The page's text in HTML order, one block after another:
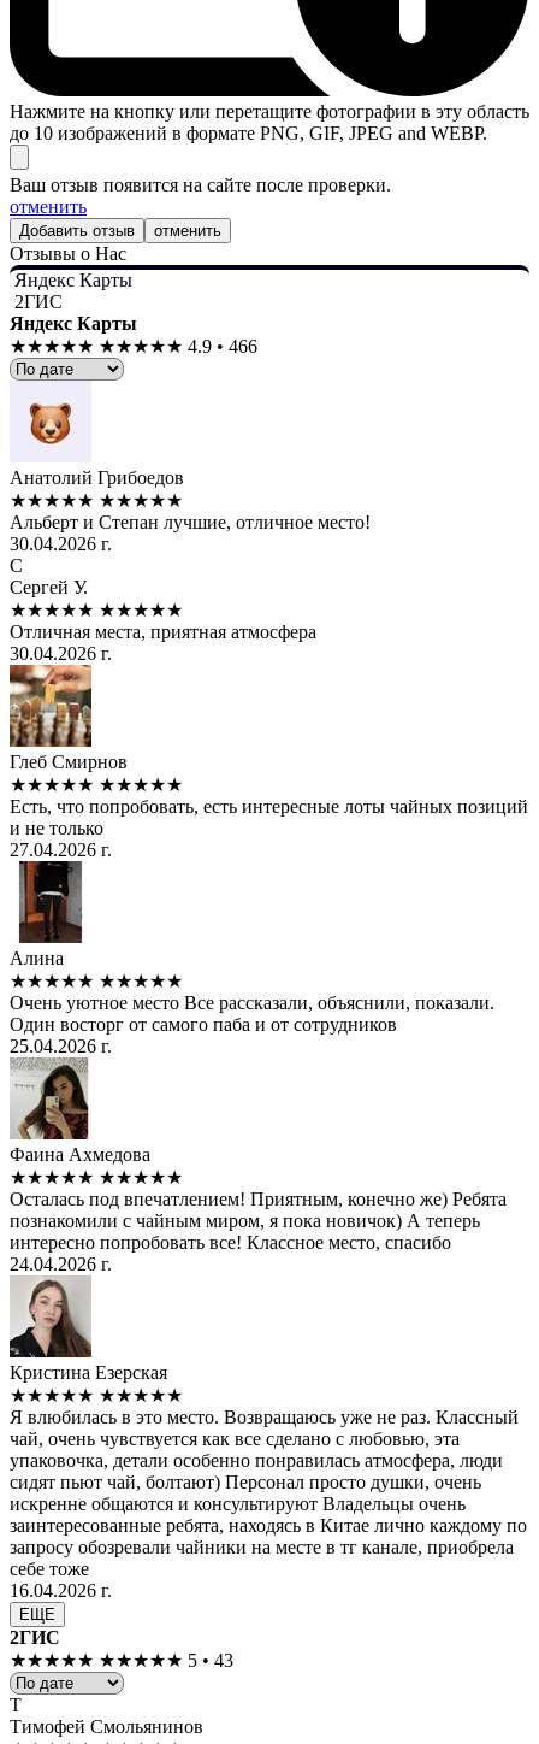
Нажмите на кнопку или перетащите фотографии в эту область
до 10 изображений в формате PNG, GIF, JPEG and WEBP.
Ваш отзыв появится на сайте после проверки.
отменить
отменить
Отзывы о Нас
Яндекс Карты
2ГИС
Яндекс Карты
★★★★★ ★★★★★ 4.9 • 466
Анатолий Грибоедов
★★★★★ ★★★★★
Альберт и Степан лучшие, отличное место!
30.04.2026 г.
С
Сергей У.
★★★★★ ★★★★★
Отличная места, приятная атмосфера
30.04.2026 г.
Глеб Смирнов
★★★★★ ★★★★★
Есть, что попробовать, есть интересные лоты чайных позиций
и не только
27.04.2026 г.
Алина
★★★★★ ★★★★★
Очень уютное место Все рассказали, объяснили, показали.
Один восторг от самого паба и от сотрудников
25.04.2026 г.
Фаина Ахмедова
★★★★★ ★★★★★
Осталась под впечатлением! Приятным, конечно же) Ребята
познакомили с чайным миром, я пока новичок) А теперь
интересно попробовать все! Классное место, спасибо
24.04.2026 г.
Кристина Езерская
★★★★★ ★★★★★
Я влюбилась в это место. Возвращаюсь уже не раз. Классный
чай, очень чувствуется как все сделано с любовью, эта
упаковочка, детали особенно понравилась атмосфера, люди
сидят пьют чай, болтают) Персонал просто душки, очень
искренне общаются и консультируют Владельцы очень
заинтересованные ребята, находясь в Китае лично каждому по
запросу обозревали чайники на месте в тг канале, приобрела
себе тоже
16.04.2026 г.
ЕЩЕ
2ГИС
★★★★★ ★★★★★ 5 • 43
Т
Тимофей Смольянинов